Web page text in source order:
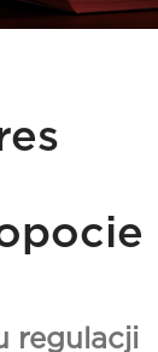
regulacji